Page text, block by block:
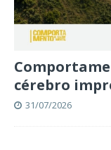
cérebro
31/07/2026